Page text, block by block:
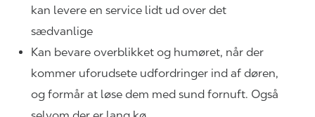
kan levere en service lidt ud over det
sædvanlige
Kan bevare overblikket og humøret, når der
kommer uforudsete udfordringer ind af døren,
og formår at løse dem med sund fornuft. Også